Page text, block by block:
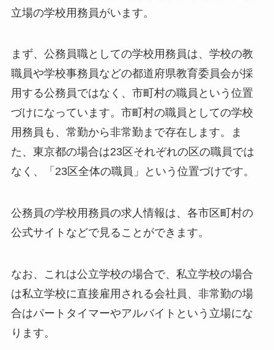
立場の学校用務員がいます。
まず、公務員職としての学校用務員は、学校の教
職員や学校事務員などの都道府県教育委員会が採
用する公務員ではなく、市町村の職員という位置
づけになっています。市町村の職員としての学校
用務員も、常勤から非常勤まで存在します。ま
た、東京都の場合は23区それぞれの区の職員では
なく、「23区全体の職員」という位置づけです。
公務員の学校用務員の求人情報は、各市区町村の
公式サイトなどで見ることができます。
なお、これは公立学校の場合で、私立学校の場合
は私立学校に直接雇用される会社員、非常勤の場
合はパートタイマーやアルバイトという立場にな
ります。